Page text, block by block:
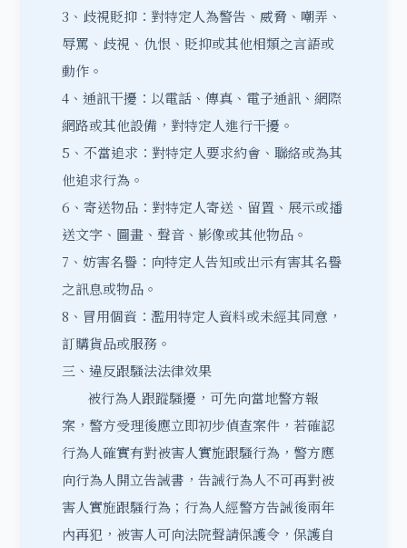
3、歧視貶抑：對特定人為警告、威脅、嘲弄、
辱罵、歧視、仇恨、貶抑或其他相類之言語或
動作。
4、通訊干擾：以電話、傳真、電子通訊、網際
網路或其他設備，對特定人進行干擾。
5、不當追求：對特定人要求約會、聯絡或為其
他追求行為。
6、寄送物品：對特定人寄送、留置、展示或播
送文字、圖畫、聲音、影像或其他物品。
7、妨害名譽：向特定人告知或出示有害其名譽
之訊息或物品。
8、冒用個資：濫用特定人資料或未經其同意，
訂購貨品或服務。
三、違反跟騷法法律效果
被行為人跟蹤騷擾，可先向當地警方報
案，警方受理後應立即初步偵查案件，若確認
行為人確實有對被害人實施跟騷行為，警方應
向行為人開立告誡書，告誡行為人不可再對被
害人實施跟騷行為；行為人經警方告誡後兩年
內再犯，被害人可向法院聲請保護令，保護自